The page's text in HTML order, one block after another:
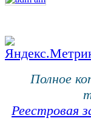
Полное
Реестровая